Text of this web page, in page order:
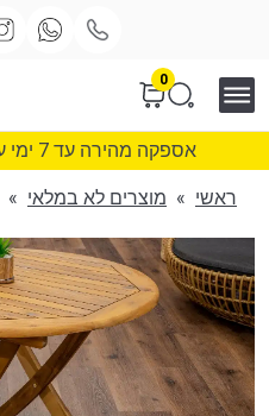
0
אספקה מהירה עד 7 ימי עסקים. ואולי הרבה לפני...
ראשי » מוצרים לא במלאי »